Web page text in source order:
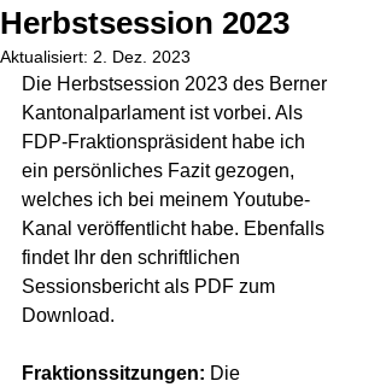
Herbstsession 2023
Aktualisiert: 2. Dez. 2023
Die Herbstsession 2023 des Berner
Kantonalparlament ist vorbei. Als
FDP-Fraktionspräsident habe ich
ein persönliches Fazit gezogen,
welches ich bei meinem Youtube-
Kanal veröffentlicht habe. Ebenfalls
findet Ihr den schriftlichen
Sessionsbericht als PDF zum
Download.
Fraktionssitzungen: Die